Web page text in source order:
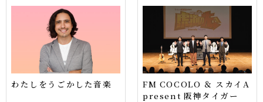
わたしをうごかした音楽
FM COCOLO ＆ スカイA
present 阪神タイガー